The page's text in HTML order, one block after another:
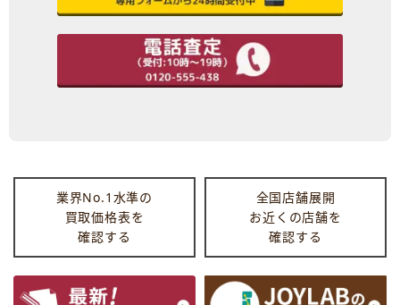
業界No.1水準の
買取価格表を
確認する
全国店舗展開
お近くの店舗を
確認する